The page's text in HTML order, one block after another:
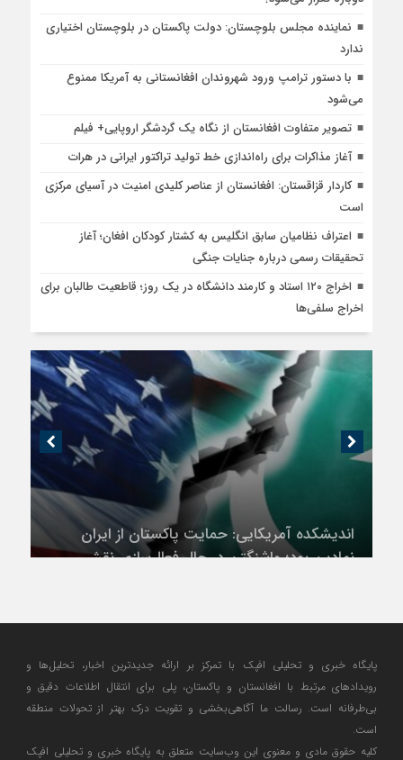
نماینده مجلس بلوچستان: دولت پاکستان در بلوچستان اختیاری
ندارد
با دستور ترامپ ورود شهروندان افغانستانی به آمریکا ممنوع
می‌شود
تصویر متفاوت افغانستان از نگاه یک گردشگر اروپایی+ فیلم
آغاز مذاکرات برای راه‌اندازی خط تولید تراکتور ایرانی در هرات
کاردار قزاقستان: افغانستان از عناصر کلیدی امنیت در آسیای مرکزی
است
اعتراف نظامیان سابق انگلیس به کشتار کودکان افغان؛ آغاز
تحقیقات رسمی درباره جنایات جنگی
اخراج ۱۲۰ استاد و کارمند دانشگاه در یک روز؛ قاطعیت طالبان برای
اخراج سلفی‌ها
اندیشکده آمریکایی: حمایت پاکستان از ایران
نمادین بود؛ واشنگتن در حال فعال‌سازی نقش
امنیتی جدید اسلام‌آباد
پایگاه خبری و تحلیلی افپک با تمرکز بر ارائه جدیدترین اخبار، تحلیل‌ها و
رویدادهای مرتبط با افغانستان و پاکستان، پلی برای انتقال اطلاعات دقیق و
بی‌طرفانه است. رسالت ما آگاهی‌بخشی و تقویت درک بهتر از تحولات منطقه
است.
کلیه حقوق مادی و معنوی این وب‌سایت متعلق به پایگاه خبری و تحلیلی افپک